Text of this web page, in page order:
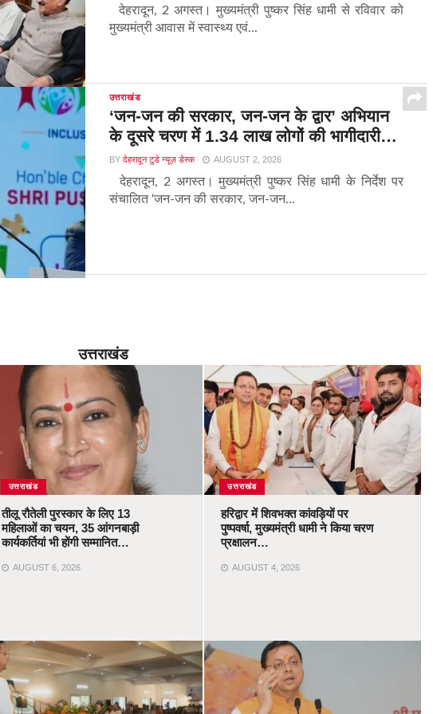
देहरादून, 2 अगस्त। मुख्यमंत्री पुष्कर सिंह धामी से रविवार को
मुख्यमंत्री आवास में स्वास्थ्य एवं...
उत्तराखंड
‘जन-जन की सरकार, जन-जन के द्वार’ अभियान
के दूसरे चरण में 1.34 लाख लोगों की भागीदारी…
BY देहरादून टुडे न्यूज़ डेस्क AUGUST 2, 2026
देहरादून, 2 अगस्त। मुख्यमंत्री पुष्कर सिंह धामी के निर्देश पर
संचालित ‘जन-जन की सरकार, जन-जन...
उत्तराखंड
उत्तराखंड
तीलू रौतेली पुरस्कार के लिए 13
महिलाओं का चयन, 35 आंगनबाड़ी
कार्यकर्तियां भी होंगी सम्मानित…
AUGUST 6, 2026
उत्तराखंड
हरिद्वार में शिवभक्त कांवड़ियों पर
पुष्पवर्षा, मुख्यमंत्री धामी ने किया चरण
प्रक्षालन…
AUGUST 4, 2026